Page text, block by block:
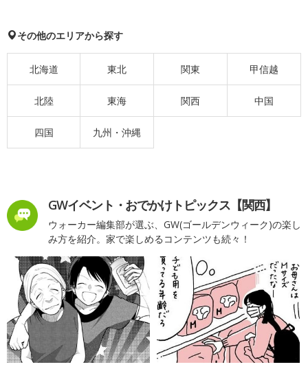
その他のエリアから探す
北海道 東北 関東 甲信越
北陸 東海 関西 中国
四国 九州・沖縄
GWイベント・おでかけトピックス【関西】
ウォーカー編集部が選ぶ、GW(ゴールデンウィーク)の楽し
み方を紹介。家で楽しめるコンテンツも続々！